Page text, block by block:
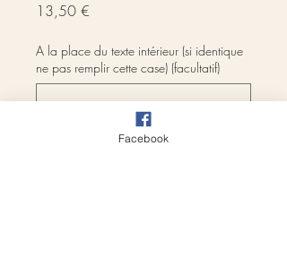
13,50 €
A la place du texte intérieur (si identique
ne pas remplir cette case) (facultatif)
Facebook